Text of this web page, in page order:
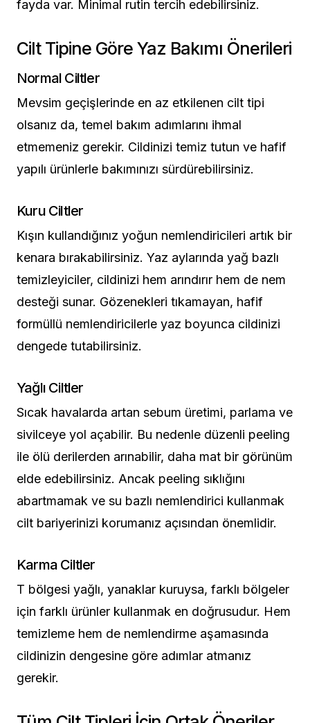
fayda var. Minimal rutin tercih edebilirsiniz.
Cilt Tipine Göre Yaz Bakımı Önerileri
Normal Ciltler
Mevsim geçişlerinde en az etkilenen cilt tipi
olsanız da, temel bakım adımlarını ihmal
etmemeniz gerekir. Cildinizi temiz tutun ve hafif
yapılı ürünlerle bakımınızı sürdürebilirsiniz.
Kuru Ciltler
Kışın kullandığınız yoğun nemlendiricileri artık bir
kenara bırakabilirsiniz. Yaz aylarında yağ bazlı
temizleyiciler, cildinizi hem arındırır hem de nem
desteği sunar. Gözenekleri tıkamayan, hafif
formüllü nemlendiricilerle yaz boyunca cildinizi
dengede tutabilirsiniz.
Yağlı Ciltler
Sıcak havalarda artan sebum üretimi, parlama ve
sivilceye yol açabilir. Bu nedenle düzenli peeling
ile ölü derilerden arınabilir, daha mat bir görünüm
elde edebilirsiniz. Ancak peeling sıklığını
abartmamak ve su bazlı nemlendirici kullanmak
cilt bariyerinizi korumanız açısından önemlidir.
Karma Ciltler
T bölgesi yağlı, yanaklar kuruysa, farklı bölgeler
için farklı ürünler kullanmak en doğrusudur. Hem
temizleme hem de nemlendirme aşamasında
cildinizin dengesine göre adımlar atmanız
gerekir.